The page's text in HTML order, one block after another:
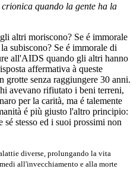
quando la gente ha la
altri moriscono? Se é immorale
subiscono? Se é immorale di
all'AIDS quando gli altri hanno
affermativa à queste
grotte senza raggiungere 30 anni.
avevano rifiutato i beni terreni,
per la carità, ma é talemente
é più giusto l'altro principio:
stesso ed i suoi prossimi non
diverse, prolungando la vita
all'invecchiamento e alla morte